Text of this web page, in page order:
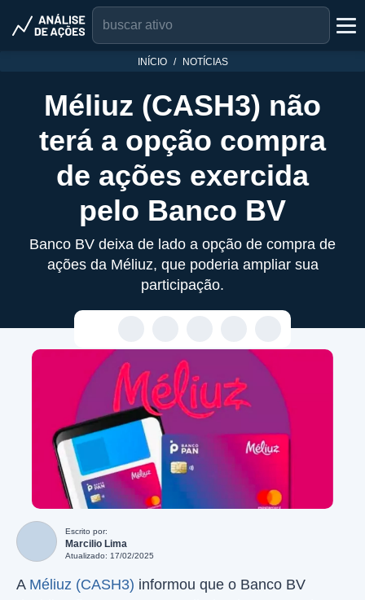
INÍCIO NOTÍCIAS
Méliuz (CASH3) não
terá a opção compra
de ações exercida
pelo Banco BV
Banco BV deixa de lado a opção de compra de
ações da Méliuz, que poderia ampliar sua
participação.
Escrito por:
Marcilio Lima
Atualizado: 17/02/2025
A Méliuz (CASH3) informou que o Banco BV